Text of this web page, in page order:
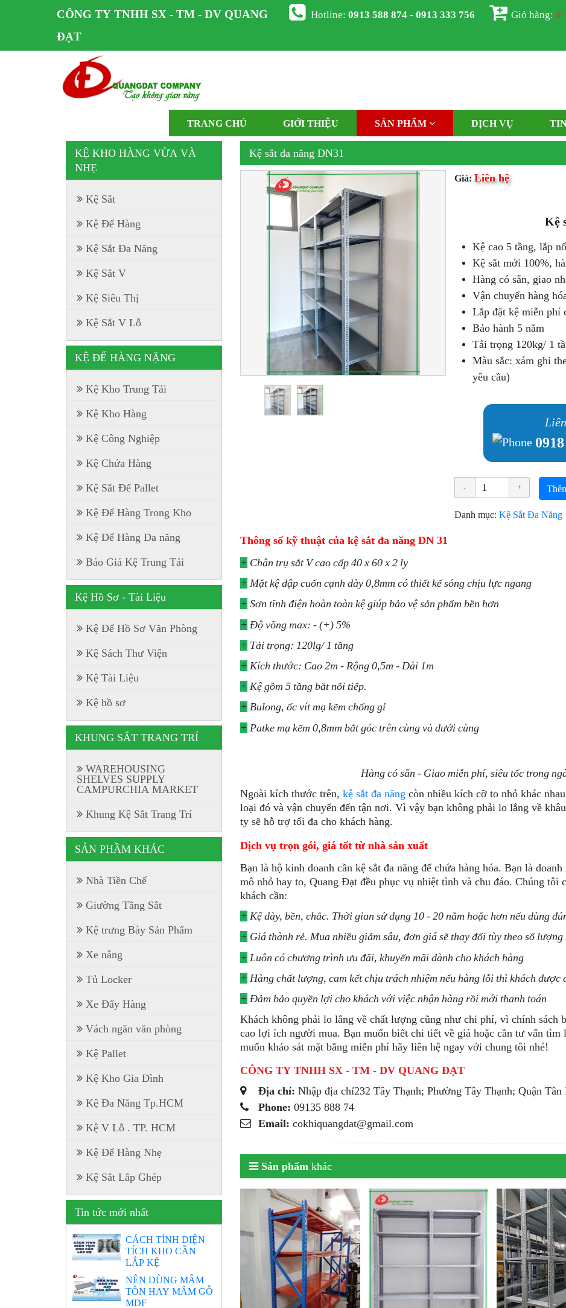
CÔNG TY TNHH SX - TM - DV QUANG
ĐẠT
Hotline:0913 588 874 - 0913 333 756 Giỏ hàng:0
TRANG CHỦ GIỚI THIỆU SẢN PHẨM DỊCH VỤ
Kệ sắt đa năng DN31
Giá: Liên hệ
Kệ
Kệ cao 5 tầng, lắp
Kệ sắt mới 100%,
Hàng có sẵn, giao
Vận chuyển hàng
Lắp đặt kệ miễn phí
Bảo hành 5 năm
Tải trọng 120kg/ 1
Màu sắc: xám ghi
yêu cầu)
Danh mục: Kệ Sắt Đa Năng
Thông số kỹ thuật của kệ sắt đa năng DN 31
+ Chân trụ sắt V cao cấp 40 x 60 x 2 ly
+ Mặt kệ dập cuốn cạnh dày 0,8mm có thiết kế sóng chịu lực ngang
+ Sơn tĩnh điện hoàn toàn kệ giúp bảo vệ sản phẩm bền hơn
+ Độ võng max: - (+) 5%
+ Tải trọng: 120lg/ 1 tầng
+ Kích thước: Cao 2m - Rộng 0,5m - Dài 1m
+ Kệ gồm 5 tầng bắt nối tiếp.
+ Bulong, ốc vít mạ kẽm chống gỉ
+ Patke mạ kẽm 0,8mm bắt góc trên cùng và dưới cùng
Hàng có sẵn - Giao miễn phí, siêu tốc trong
Ngoài kích thước trên,kệ sắt đa năng còn nhiều kích cỡ to nhỏ khác
loại đó và vận chuyển đến tận nơi. Vì vậy bạn không phải lo lắng về
ty sẽ hỗ trợ tối đa cho khách hàng.
Dịch vụ trọn gói, giá tốt từ nhà sản xuất
Bạn là hộ kinh doanh cần kệ sắt đa năng để chứa hàng hóa. Bạn là
mô nhỏ hay to, Quang Đạt đều phục vụ nhiệt tình và chu đáo. Chúng tôi
khách cần:
+ Kệ dày, bền, chắc. Thời gian sử dụng 10 - 20 năm hoặc hơn nếu dùng
+ Giá thành rẻ. Mua nhiều giảm sâu, đơn giá sẽ thay đổi tùy theo số lượng
+ Luôn có chương trình ưu đãi, khuyến mãi dành cho khách hàng
+ Hàng chất lượng, cam kết chịu trách nhiệm nếu hàng lỗi thì khách được
+ Đảm bảo quyền lợi cho khách với việc nhận hàng rồi mới thanh toán
Khách không phải lo lắng về chất lượng cũng như chi phí, vì chính sách
cao lợi ích người mua. Bạn muốn biết chi tiết về giá hoặc cần tư vấn tìm
muốn khảo sát mặt bằng miễn phí hãy liên hệ ngay với chung tôi nhé!
CÔNG TY TNHH SX - TM - DV QUANG ĐẠT
Địa chỉ:Nhập địa chỉ232 Tây Thạnh; Phường Tây Thạnh; Quận
Phone:09135 888 74
Email:cokhiquangdat@gmail.com
Sản phẩm khác
KỆ KHO HÀNG VỪA VÀ
NHẸ
Kệ Sắt
Kệ Để Hàng
Kệ Sắt Đa Năng
Kệ Sắt V
Kệ Siêu Thị
Kệ Sắt V Lỗ
KỆ ĐỂ HÀNG NẶNG
Kệ Kho Trung Tải
Kệ Kho Hàng
Kệ Công Nghiệp
Kệ Chứa Hàng
Kệ Sắt Để Pallet
Kệ Để Hàng Trong Kho
Kệ Để Hàng Đa năng
Báo Giá Kệ Trung Tải
Kệ Hồ Sơ - Tài Liệu
Kệ Để Hồ Sơ Văn Phòng
Kệ Sách Thư Viện
Kệ Tài Liệu
Kệ hồ sơ
KHUNG SẮT TRANG TRÍ
WAREHOUSING
SHELVES SUPPLY
CAMPURCHIA MARKET
Khung Kệ Sắt Trang Trí
SẢN PHẦM KHÁC
Nhà Tiền Chế
Giường Tầng Sắt
Kệ trưng Bày Sản Phẩm
Xe nâng
Tủ Locker
Xe Đẩy Hàng
Vách ngăn văn phòng
Kệ Pallet
Kệ Kho Gia Đình
Kệ Đa Năng Tp.HCM
Kệ V Lỗ . TP. HCM
Kệ Để Hàng Nhẹ
Kệ Sắt Lắp Ghép
Tin tức mới nhất
CÁCH TÍNH DIỆN
TÍCH KHO CẦN
LẮP KỆ
NÊN DÙNG MÂM
TÔN HAY MÂM GỖ
MDF